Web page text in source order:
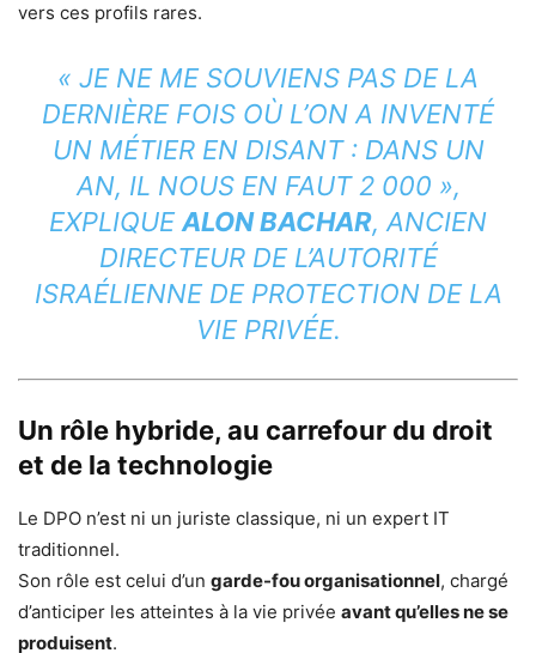
vers ces profils rares.
« JE NE ME SOUVIENS PAS DE LA
DERNIÈRE FOIS OÙ L’ON A INVENTÉ
UN MÉTIER EN DISANT : DANS UN
AN, IL NOUS EN FAUT 2 000 »,
EXPLIQUEALON BACHAR, ANCIEN
DIRECTEUR DE L’AUTORITÉ
ISRAÉLIENNE DE PROTECTION DE LA
VIE PRIVÉE.
Un rôle hybride, au carrefour du droit
et de la technologie
Le DPO n’est ni un juriste classique, ni un expert IT
traditionnel.
Son rôle est celui d’un garde-fou organisationnel, chargé
d’anticiper les atteintes à la vie privée avant qu’elles ne se
produisent.